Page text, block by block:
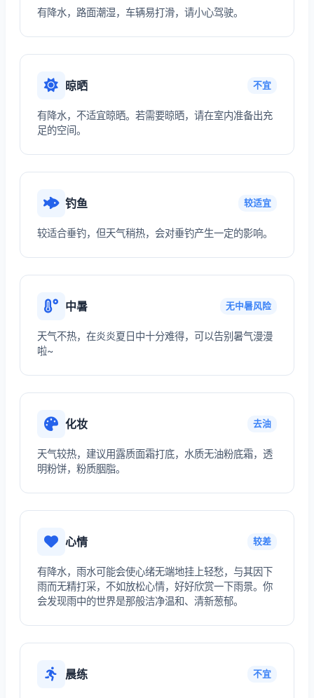
有降水，路面潮湿，车辆易打滑，请小心驾驶。
晾晒 不宜
有降水，不适宜晾晒。若需要晾晒，请在室内准备出充
足的空间。
钓鱼 较适宜
较适合垂钓，但天气稍热，会对垂钓产生一定的影响。
中暑 无中暑风险
天气不热，在炎炎夏日中十分难得，可以告别暑气漫漫
啦~
化妆 去油
天气较热，建议用露质面霜打底，水质无油粉底霜，透
明粉饼，粉质胭脂。
心情 较差
有降水，雨水可能会使心绪无端地挂上轻愁，与其因下
雨而无精打采，不如放松心情，好好欣赏一下雨景。你
会发现雨中的世界是那般洁净温和、清新葱郁。
晨练 不宜